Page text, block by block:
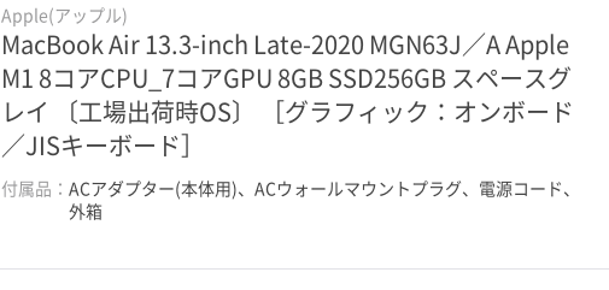
Apple(アップル)
MacBook Air 13.3-inch Late-2020 MGN63J／A Apple
M1 8コアCPU_7コアGPU 8GB SSD256GB スペースグ
レイ 〔工場出荷時OS〕 ［グラフィック：オンボード
／JISキーボード］
付属品：ACアダプター(本体用)、ACウォールマウントプラグ、電源コード、
外箱